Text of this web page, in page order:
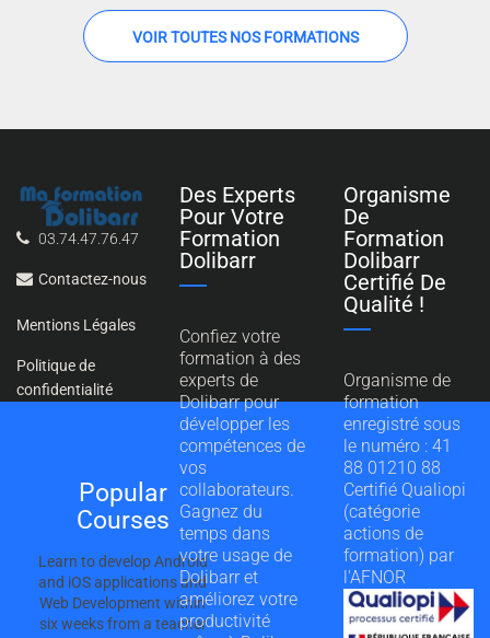
VOIR TOUTES NOS FORMATIONS
03.74.47.76.47
Contactez-nous
Mentions Légales
Politique de
confidentialité
Popular
Courses
Learn to develop Android
and iOS applications and
Web Development within
six weeks from a teacher
Des Experts
Pour Votre
Formation
Dolibarr
Confiez votre
formation à des
experts de
Dolibarr pour
développer les
compétences de
vos
collaborateurs.
Gagnez du
temps dans
votre usage de
Dolibarr et
améliorez votre
productivité
Organisme
De
Formation
Dolibarr
Certifié De
Qualité !
Organisme de
formation
enregistré sous
le numéro : 41
88 01210 88
Certifié Qualiopi
(catégorie
actions de
formation) par
l'AFNOR